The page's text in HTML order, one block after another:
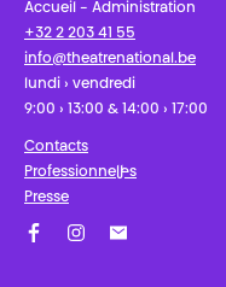
Accueil - Administration
+32 2 203 41 55
info@theatrenational.be
lundi › vendredi
9:00 › 13:00 & 14:00 › 17:00
Contacts
Professionnel·les
Presse